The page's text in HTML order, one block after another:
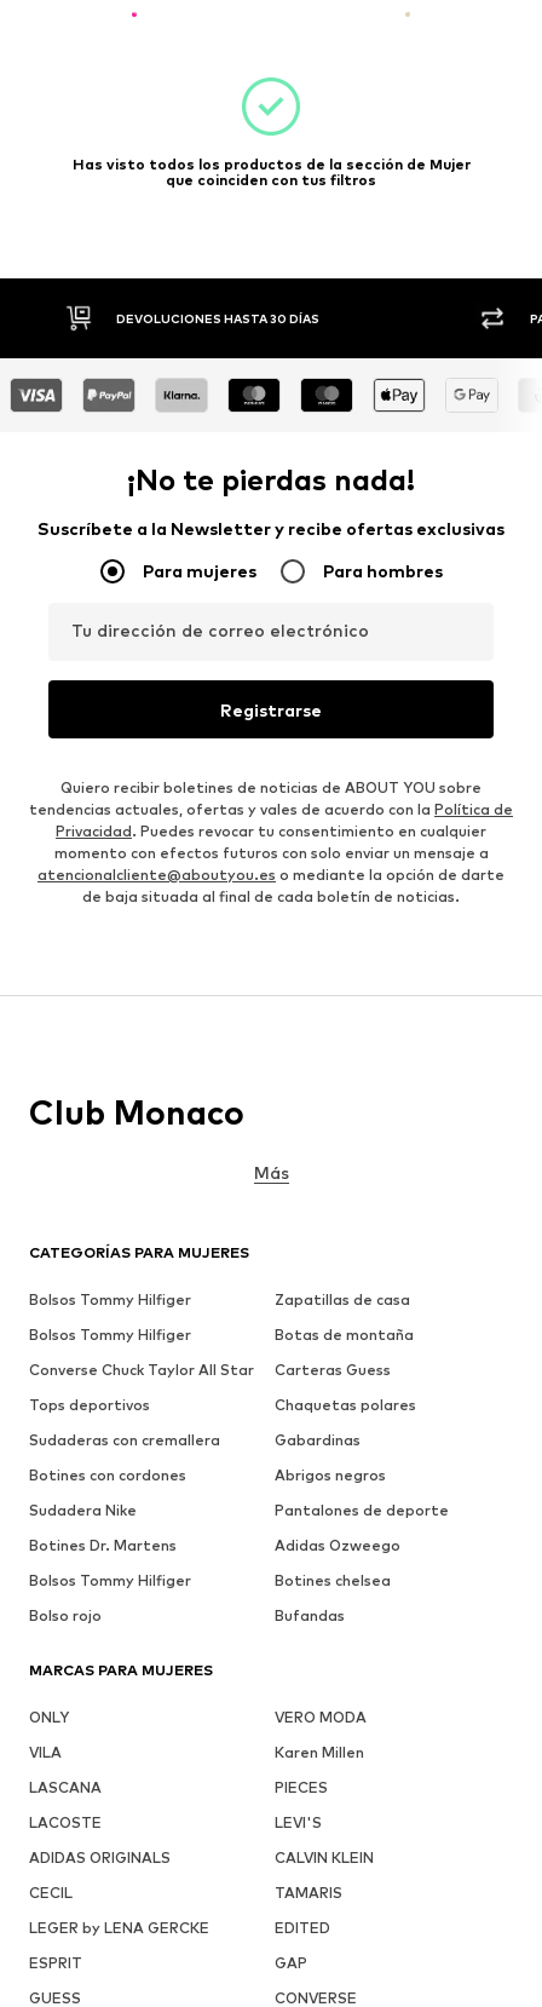
Has visto todos los productos de la sección de Mujer
que coinciden con tus filtros
DEVOLUCIONES HASTA 30 DÍAS PAGO
¡No te pierdas nada!
Suscríbete a la Newsletter y recibe ofertas exclusivas
Para mujeres Para hombres
Tu dirección de correo electrónico
Registrarse
Quiero recibir boletines de noticias de ABOUT YOU sobre
tendencias actuales, ofertas y vales de acuerdo con la Política de
Privacidad. Puedes revocar tu consentimiento en cualquier
momento con efectos futuros con solo enviar un mensaje a
atencionalcliente@aboutyou.es o mediante la opción de darte
de baja situada al final de cada boletín de noticias.
CATEGORÍAS PARA MUJERES
Bolsos Tommy Hilfiger
Zapatillas de casa
Bolsos Tommy Hilfiger
Botas de montaña
Converse Chuck Taylor All Star
Carteras Guess
Tops deportivos
Chaquetas polares
Sudaderas con cremallera
Gabardinas
Botines con cordones
Abrigos negros
Sudadera Nike
Pantalones de deporte
Botines Dr. Martens
Adidas Ozweego
Bolsos Tommy Hilfiger
Botines chelsea
Bolso rojo
Bufandas
MARCAS PARA MUJERES
ONLY
VERO MODA
VILA
Karen Millen
LASCANA
PIECES
LACOSTE
LEVI'S
ADIDAS ORIGINALS
CALVIN KLEIN
CECIL
TAMARIS
LEGER by LENA GERCKE
EDITED
ESPRIT
GAP
GUESS
CONVERSE
Club Monaco
Más